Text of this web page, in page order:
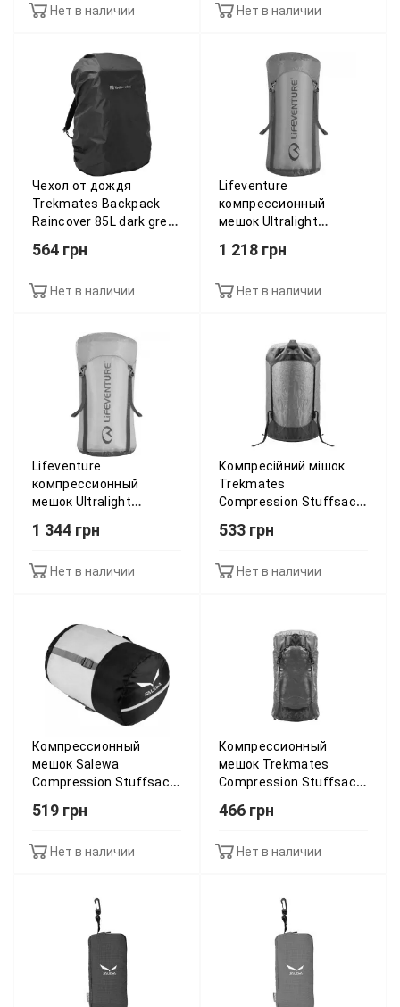
Нет в наличии Нет в наличии
Чехол от дождя
Trekmates Backpack
Raincover 85L dark grey
564 грн
Нет в наличии
Lifeventure
компрессионный
мешок Ultralight
10
1 218 грн
Нет в наличии
Lifeventure
компрессионный
мешок Ultralight
green 15
1 344 грн
Нет в наличии
Компресійний мішок
Trekmates
Compression Stuffsack
015.0635
533 грн
Нет в наличии
Компрессионный
мешок Salewa
Compression Stuffsack
519 грн
Нет в наличии
Компрессионный
мешок Trekmates
Compression Stuffsack
зелений 015.0634
466 грн
Нет в наличии